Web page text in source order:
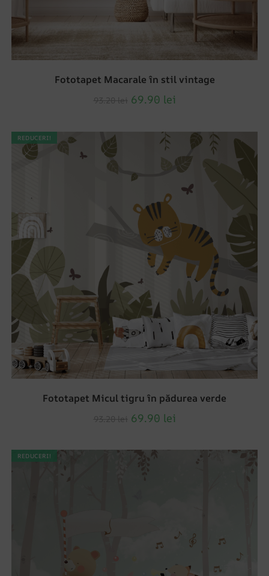
Fototapet Macarale în stil vintage
69.90 lei
REDUCERI!
Fototapet Micul tigru în pădurea verde
69.90 lei
REDUCERI!